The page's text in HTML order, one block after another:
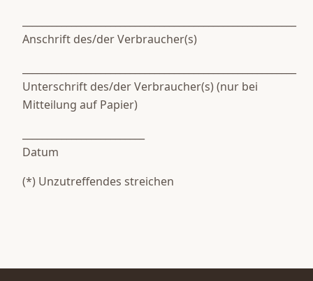
Anschrift des/der Verbraucher(s)
Unterschrift des/der Verbraucher(s) (nur bei
Mitteilung auf Papier)
Datum
(*) Unzutreffendes streichen